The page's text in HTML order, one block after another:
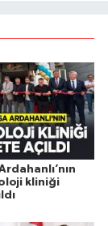
kliniği